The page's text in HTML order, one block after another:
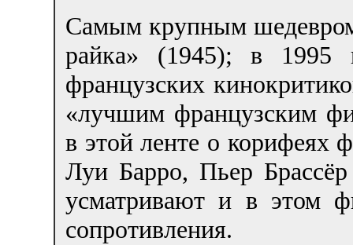
Самым крупным шедевром
райка» (1945); в 1995
французских
«лучшим французским
в этой ленте о корифеях
Луи Барро, Пьер
усматривают и в этом
сопротивления.